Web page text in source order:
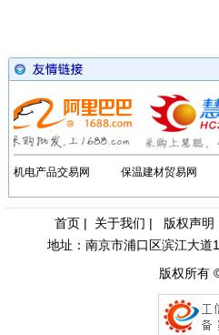
机电产品交易网 保温建材贸易网
首页 | 关于我们 | 版权声明
地址：南京市浦口区滨江大
版权所有